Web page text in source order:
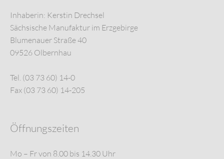
Inhaberin: Kerstin Drechsel
Sächsische Manufaktur im Erzgebirge
Blumenauer Straße 40
09526 Olbernhau
Tel. (03 73 60) 14-0
Fax (03 73 60) 14-205
Öffnungszeiten
Mo – Fr von 8.00 bis 14.30 Uhr